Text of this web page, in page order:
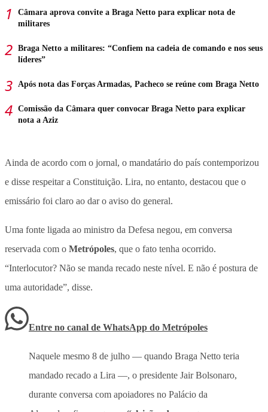
Câmara aprova convite a Braga Netto para explicar nota de
militares
Braga Netto a militares: “Confiem na cadeia de comando e nos seus
líderes”
Após nota das Forças Armadas, Pacheco se reúne com Braga Netto
Comissão da Câmara quer convocar Braga Netto para explicar
nota a Aziz
Ainda de acordo com o jornal, o mandatário do país contemporizou
e disse respeitar a Constituição. Lira, no entanto, destacou que o
emissário foi claro ao dar o aviso do general.
Uma fonte ligada ao ministro da Defesa negou, em conversa
reservada com o Metrópoles, que o fato tenha ocorrido.
“Interlocutor? Não se manda recado neste nível. E não é postura de
uma autoridade”, disse.
Entre no canal de WhatsApp do Metrópoles
Naquele mesmo 8 de julho — quando Braga Netto teria
mandado recado a Lira —, o presidente Jair Bolsonaro,
durante conversa com apoiadores no Palácio da